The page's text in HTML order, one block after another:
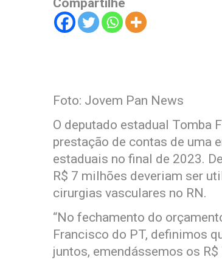
Compartilhe
Foto: Jovem Pan News
O deputado estadual Tomba
prestação de contas de uma
estaduais no final de 2023.
R$ 7 milhões deveriam ser
cirurgias vasculares no RN.
“No fechamento do
Francisco do PT, definimos
juntos, emendássemos os